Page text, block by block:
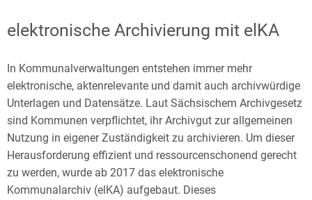
elektronische Archivierung mit elKA
In Kommunalverwaltungen entstehen immer mehr
elektronische, aktenrelevante und damit auch archivwürdige
Unterlagen und Datensätze. Laut Sächsischem Archivgesetz
sind Kommunen verpflichtet, ihr Archivgut zur allgemeinen
Nutzung in eigener Zuständigkeit zu archivieren. Um dieser
Herausforderung effizient und ressourcenschonend gerecht
zu werden, wurde ab 2017 das elektronische
Kommunalarchiv (elKA) aufgebaut. Dieses